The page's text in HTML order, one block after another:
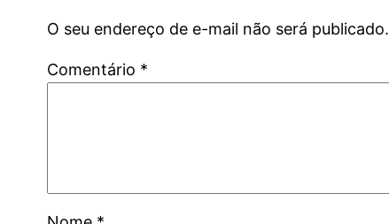
O seu endereço de e-mail não será publicado.
Comentário *